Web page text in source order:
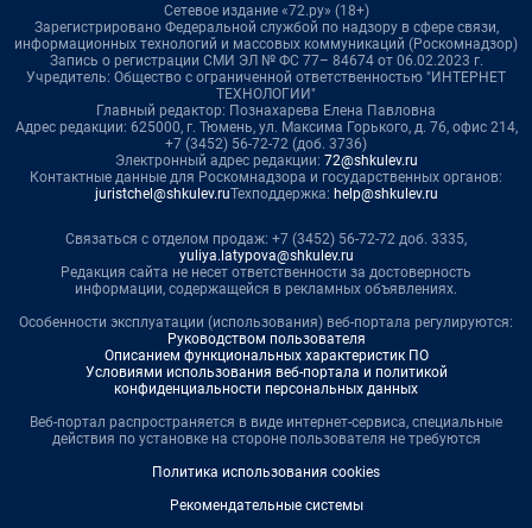
Сетевое издание «72.ру» (18+)
Зарегистрировано Федеральной службой по надзору в сфере связи,
информационных технологий и массовых коммуникаций (Роскомнадзор)
Запись о регистрации СМИ ЭЛ № ФС 77– 84674 от 06.02.2023 г.
Учредитель: Общество с ограниченной ответственностью "ИНТЕРНЕТ
ТЕХНОЛОГИИ"
Главный редактор: Познахарева Елена Павловна
Адрес редакции: 625000, г. Тюмень, ул. Максима Горького, д. 76, офис 214,
+7 (3452) 56-72-72 (доб. 3736)
Электронный адрес редакции: 72@shkulev.ru
Контактные данные для Роскомнадзора и государственных органов:
juristchel@shkulev.ruТехподдержка: help@shkulev.ru
Связаться с отделом продаж: +7 (3452) 56-72-72 доб. 3335,
yuliya.latypova@shkulev.ru
Редакция сайта не несет ответственности за достоверность
информации, содержащейся в рекламных объявлениях.
Особенности эксплуатации (использования) веб-портала регулируются:
Руководством пользователя
Описанием функциональных характеристик ПО
Условиями использования веб-портала и политикой
конфиденциальности персональных данных
Веб-портал распространяется в виде интернет-сервиса, специальные
действия по установке на стороне пользователя не требуются
Политика использования cookies
Рекомендательные системы